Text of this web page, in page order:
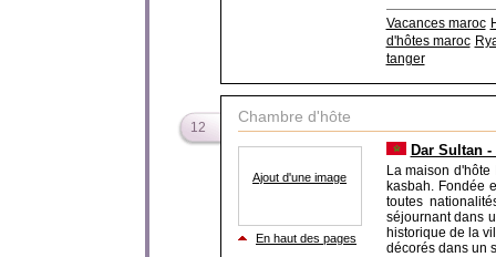
Vacances maroc
d'hôtes maroc
tanger
12
Chambre d'hôte
Ajout d'une image
En haut des pages
Dar Sultan
La maison
kasbah. Fondée
toutes
séjournant dans
historique de la
décorés dans un